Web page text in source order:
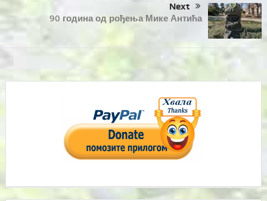
Next
90 година од рођења Мике Антића